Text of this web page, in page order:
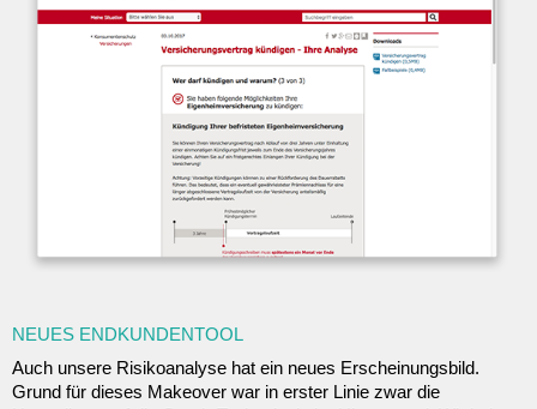
NEUES ENDKUNDENTOOL
Auch unsere Risikoanalyse hat ein neues Erscheinungsbild.
Grund für dieses Makeover war in erster Linie zwar die